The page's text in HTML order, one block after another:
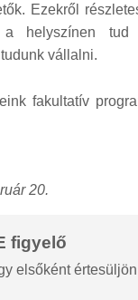
Ezekről
a helyszínen
vállalni.
fakultatív
20.
figyelő
elsőként